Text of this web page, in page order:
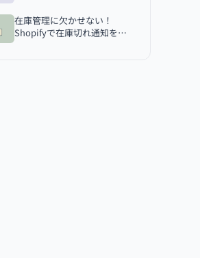
在庫管理に欠かせない！
Shopifyで在庫切れ通知を実